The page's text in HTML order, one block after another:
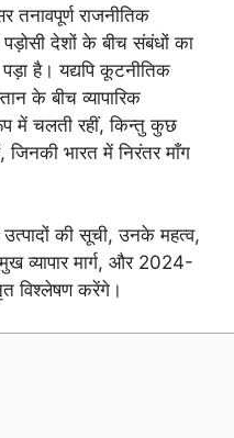
राजनीतिक
देशों के बीच संबंधों का
पड़ा है। यद्यपि कूटनीतिक
के बीच व्यापारिक
में चलती रहीं, किन्तु कुछ
जिनकी भारत में निरंतर माँग
की सूची, उनके महत्व,
व्यापार मार्ग, और 2024-
विश्लेषण करेंगे।